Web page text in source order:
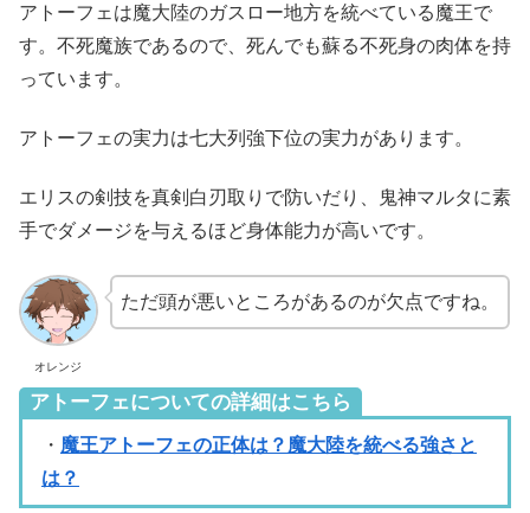
アトーフェは魔大陸のガスロー地方を統べている魔王で
す。不死魔族であるので、死んでも蘇る不死身の肉体を持
っています。
アトーフェの実力は七大列強下位の実力があります。
エリスの剣技を真剣白刃取りで防いだり、鬼神マルタに素
手でダメージを与えるほど身体能力が高いです。
オレンジ
ただ頭が悪いところがあるのが欠点ですね。
アトーフェについての詳細はこちら
・ 魔王アトーフェの正体は？魔大陸を統べる強さと
は？